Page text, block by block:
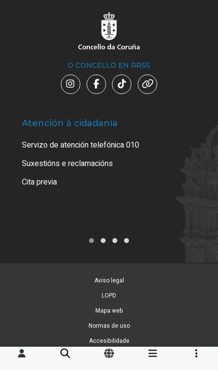
O CONCELLO EN RRSS
Atención á cidadanía
Servizo de atención telefónica 010
Suxestións e reclamacións
Cita previa
Aviso legal
LOPD
Mapa web
Normas de uso
Accesibilidade
Xestión de cookies